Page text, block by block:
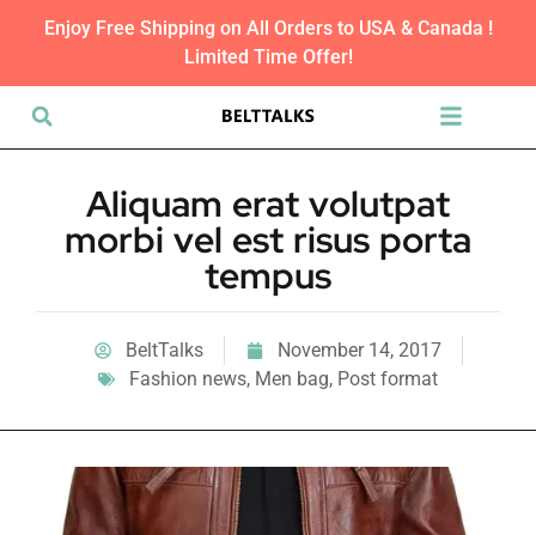
Enjoy Free Shipping on All Orders to USA & Canada !
Limited Time Offer!
Aliquam erat volutpat
morbi vel est risus porta
tempus
BeltTalks
November 14, 2017
Fashion news, Men bag, Post format